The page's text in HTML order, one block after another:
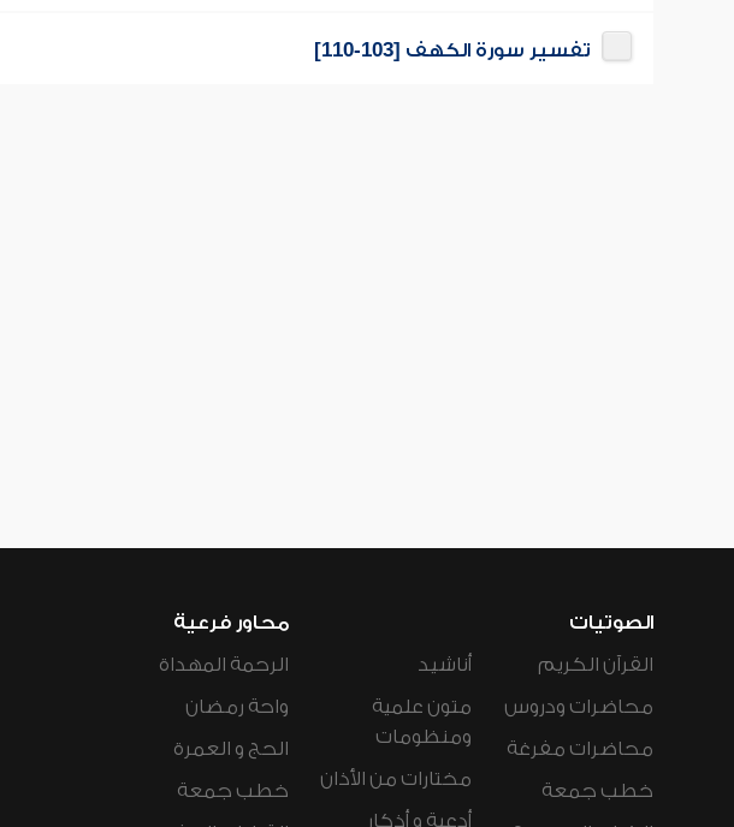
تفسير سورة الكهف [103-110]
الصوتيات
القرآن الكريم
محاضرات ودروس
محاضرات مفرغة
خطب جمعة
أناشيد
متون علمية
ومنظومات
مختارات من الأذان
أدعية و أذكار
محاور فرعية
الرحمة المهداة
واحة رمضان
الحج و العمرة
خطب جمعة